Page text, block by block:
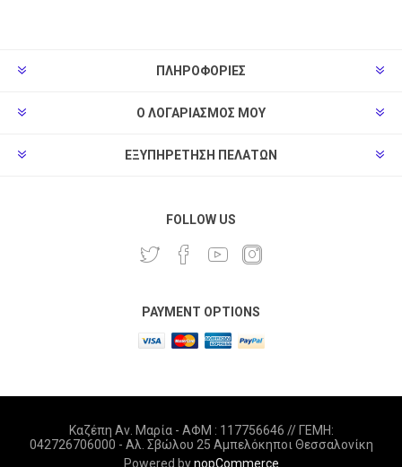
ΠΛΗΡΟΦΟΡΊΕΣ
Ο ΛΟΓΑΡΙΑΣΜΌΣ ΜΟΥ
ΕΞΥΠΗΡΈΤΗΣΗ ΠΕΛΑΤΏΝ
FOLLOW US
PAYMENT OPTIONS
Καζέπη Αν. Μαρία - ΑΦΜ : 117756646 // ΓΕΜΗ:
042726706000 - Αλ. Σβώλου 25 Αμπελόκηποι Θεσσαλονίκη
Powered bynopCommerce